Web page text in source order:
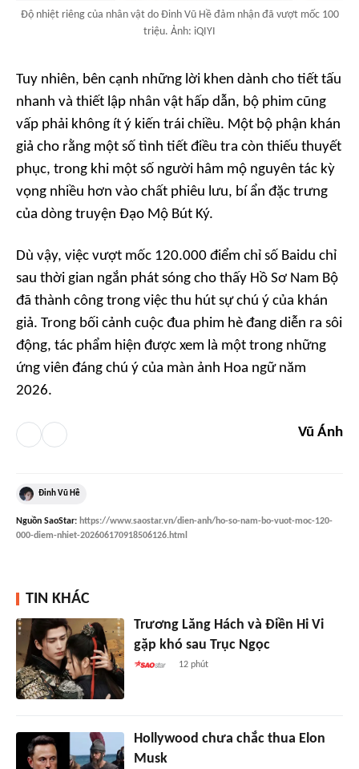
Độ nhiệt riêng của nhân vật do Đinh Vũ Hề đảm nhận đã vượt mốc 100
triệu. Ảnh: iQIYI
Tuy nhiên, bên cạnh những lời khen dành cho tiết tấu
nhanh và thiết lập nhân vật hấp dẫn, bộ phim cũng
vấp phải không ít ý kiến trái chiều. Một bộ phận khán
giả cho rằng một số tình tiết điều tra còn thiếu thuyết
phục, trong khi một số người hâm mộ nguyên tác kỳ
vọng nhiều hơn vào chất phiêu lưu, bí ẩn đặc trưng
của dòng truyện Đạo Mộ Bút Ký.
Dù vậy, việc vượt mốc 120.000 điểm chỉ số Baidu chỉ
sau thời gian ngắn phát sóng cho thấy Hồ Sơ Nam Bộ
đã thành công trong việc thu hút sự chú ý của khán
giả. Trong bối cảnh cuộc đua phim hè đang diễn ra sôi
động, tác phẩm hiện được xem là một trong những
ứng viên đáng chú ý của màn ảnh Hoa ngữ năm
2026.
Vũ Ánh
Đinh Vũ Hề
Nguồn SaoStar: https://www.saostar.vn/dien-anh/ho-so-nam-bo-vuot-moc-120-
000-diem-nhiet-202606170918506126.html
TIN KHÁC
Trương Lăng Hách và Điền Hi Vi
gặp khó sau Trục Ngọc
12 phút
Hollywood chưa chắc thua Elon
Musk